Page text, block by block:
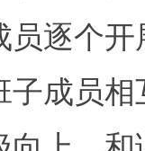
员逐个
子成员